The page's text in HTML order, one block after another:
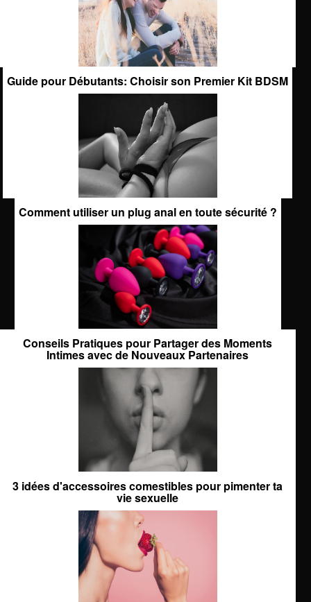
Guide pour Débutants: Choisir son Premier Kit BDSM
Comment utiliser un plug anal en toute sécurité ?
Conseils Pratiques pour Partager des Moments
Intimes avec de Nouveaux Partenaires
3 idées d'accessoires comestibles pour pimenter ta
vie sexuelle